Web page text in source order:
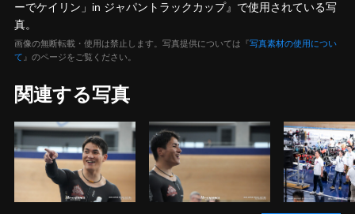
ーでケイリン」in ジャパントラックカップ』で使用されている写
真。
画像の無断転載・使用は禁止します。写真提供については『写真素材の使用につい
て 』のページをご覧ください。
関連する写真